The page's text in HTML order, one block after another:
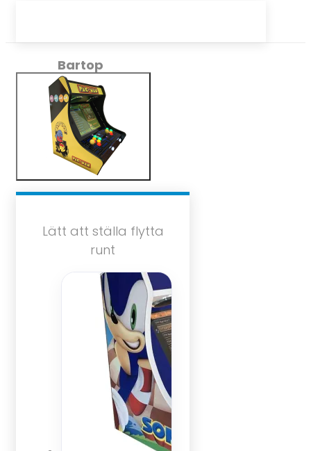
Bartop
Lätt att ställa flytta
runt